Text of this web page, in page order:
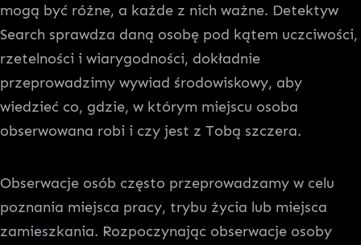
mogą być różne, a każde z nich ważne. Detektyw
Search sprawdza daną osobę pod kątem uczciwości,
rzetelności i wiarygodności, dokładnie
przeprowadzimy wywiad środowiskowy, aby
wiedzieć co, gdzie, w którym miejscu osoba
obserwowana robi i czy jest z Tobą szczera.
Obserwacje osób często przeprowadzamy w celu
poznania miejsca pracy, trybu życia lub miejsca
zamieszkania. Rozpoczynając obserwacje osoby